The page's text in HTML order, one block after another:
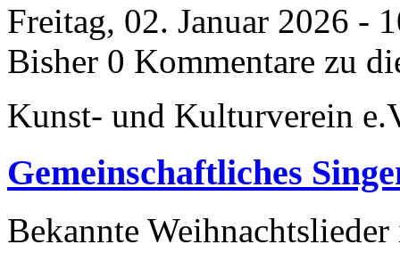
Freitag, 02. Januar 2026 -
Bisher 0 Kommentare zu
Kunst- und Kulturverein
Gemeinschaftliches
Bekannte